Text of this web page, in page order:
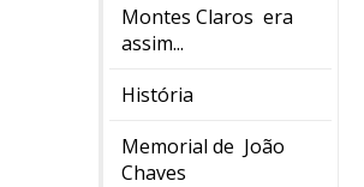
Montes Claros era
assim...
História
Memorial de João
Chaves